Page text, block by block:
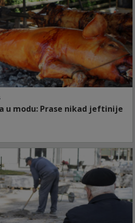
u modu: Prase nikad jeftinije